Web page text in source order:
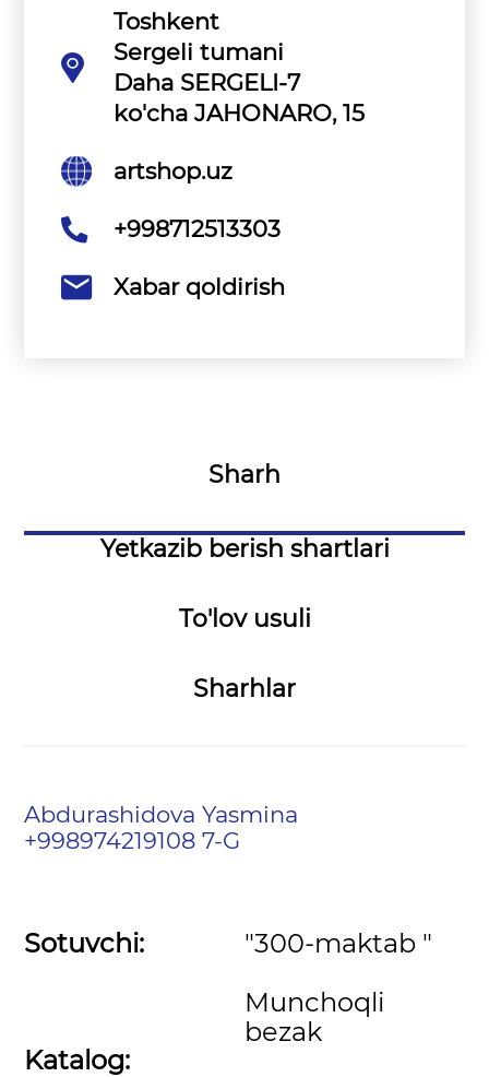
Toshkent
Sergeli tumani
Daha SERGELI-7
ko'cha JAHONARO, 15
artshop.uz
+998712513303
Xabar qoldirish
Sharh
Yetkazib berish shartlari
To'lov usuli
Sharhlar
Abdurashidova Yasmina
+998974219108 7-G
Sotuvchi:
Katalog:
"300-maktab "
Munchoqli
bezak